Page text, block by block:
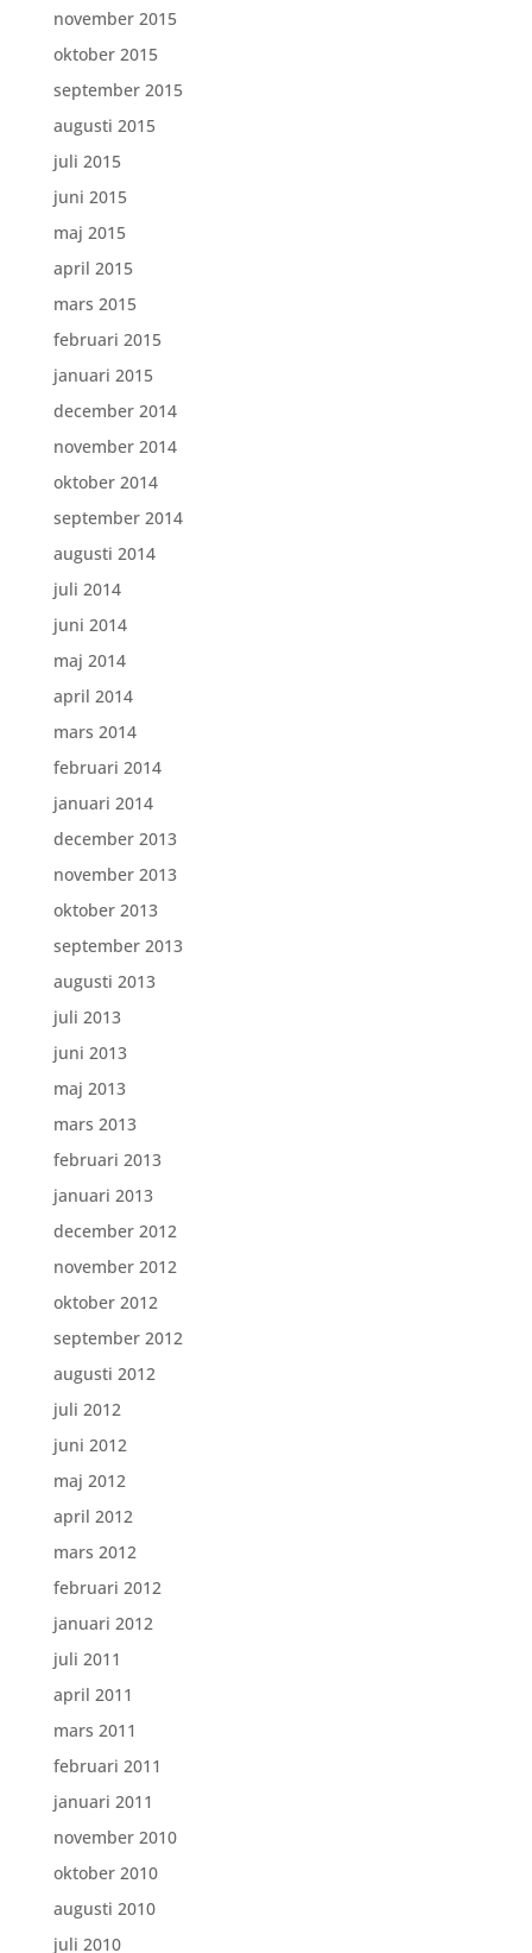
november 2015
oktober 2015
september 2015
augusti 2015
juli 2015
juni 2015
maj 2015
april 2015
mars 2015
februari 2015
januari 2015
december 2014
november 2014
oktober 2014
september 2014
augusti 2014
juli 2014
juni 2014
maj 2014
april 2014
mars 2014
februari 2014
januari 2014
december 2013
november 2013
oktober 2013
september 2013
augusti 2013
juli 2013
juni 2013
maj 2013
mars 2013
februari 2013
januari 2013
december 2012
november 2012
oktober 2012
september 2012
augusti 2012
juli 2012
juni 2012
maj 2012
april 2012
mars 2012
februari 2012
januari 2012
juli 2011
april 2011
mars 2011
februari 2011
januari 2011
november 2010
oktober 2010
augusti 2010
juli 2010